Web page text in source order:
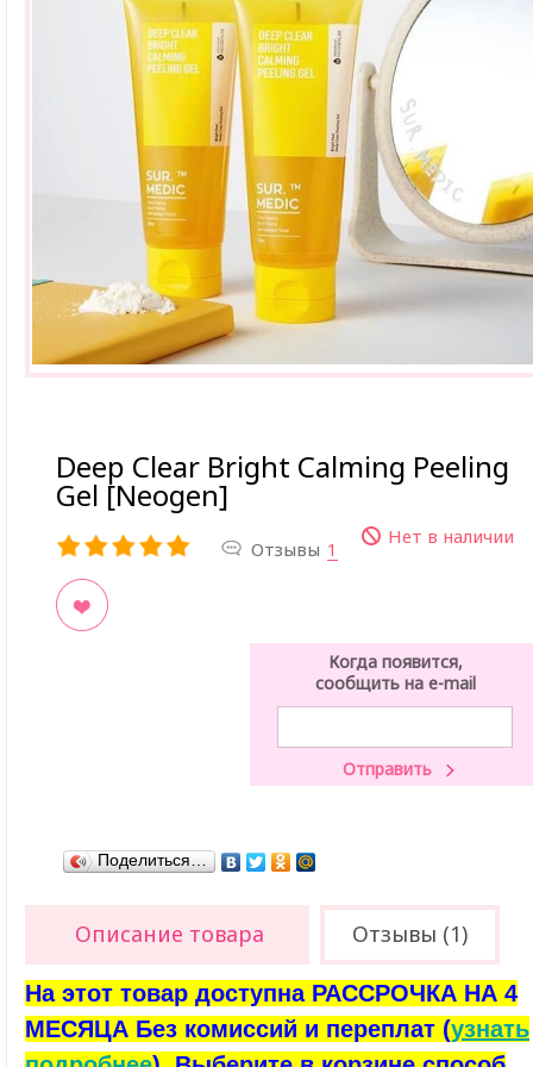
Deep Clear Bright Calming Peeling
Gel [Neogen]
Отзывы 1
Нет в наличии
Когда появится,
сообщить на e-mail
Поделиться…
Описание товара Отзывы (1)
На этот товар доступна РАССРОЧКА НА 4
МЕСЯЦА Без комиссий и переплат (узнать